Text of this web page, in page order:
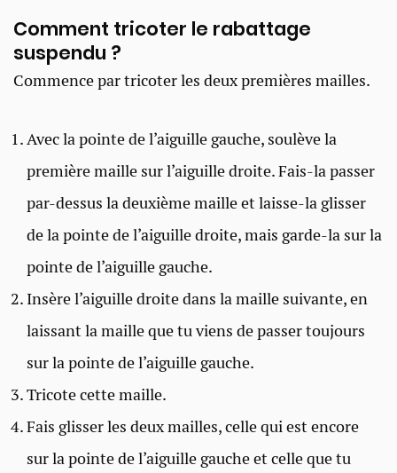
Comment tricoter le rabattage
suspendu ?
Commence par tricoter les deux premières mailles.
Avec la pointe de l’aiguille gauche, soulève la
première maille sur l’aiguille droite. Fais-la passer
par-dessus la deuxième maille et laisse-la glisser
de la pointe de l’aiguille droite, mais garde-la sur la
pointe de l’aiguille gauche.
Insère l’aiguille droite dans la maille suivante, en
laissant la maille que tu viens de passer toujours
sur la pointe de l’aiguille gauche.
Tricote cette maille.
Fais glisser les deux mailles, celle qui est encore
sur la pointe de l’aiguille gauche et celle que tu